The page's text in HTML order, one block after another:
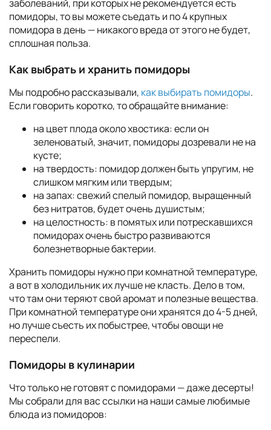
заболеваний, при которых не рекомендуется есть
помидоры, то вы можете съедать и по 4 крупных
помидора в день — никакого вреда от этого не будет,
сплошная польза.
Как выбрать и хранить помидоры
Мы подробно рассказывали, как выбирать помидоры.
Если говорить коротко, то обращайте внимание:
на цвет плода около хвостика: если он
зеленоватый, значит, помидоры дозревали не на
кусте;
на твердость: помидор должен быть упругим, не
слишком мягким или твердым;
на запах: свежий спелый помидор, выращенный
без нитратов, будет очень душистым;
на целостность: в помятых или потрескавшихся
помидорах очень быстро развиваются
болезнетворные бактерии.
Хранить помидоры нужно при комнатной температуре,
а вот в холодильник их лучше не класть. Дело в том,
что там они теряют свой аромат и полезные вещества.
При комнатной температуре они хранятся до 4-5 дней,
но лучше съесть их побыстрее, чтобы овощи не
переспели.
Помидоры в кулинарии
Что только не готовят с помидорами — даже десерты!
Мы собрали для вас ссылки на наши самые любимые
блюда из помидоров: